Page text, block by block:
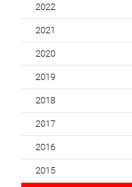
2022
2021
2020
2019
2018
2017
2016
2015